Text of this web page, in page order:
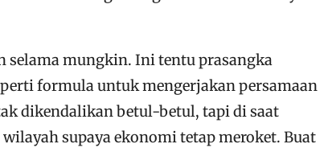
selama mungkin. Ini tentu prasangka
formula untuk mengerjakan persamaan
dikendalikan betul-betul, tapi di saat
supaya ekonomi tetap meroket. Buat